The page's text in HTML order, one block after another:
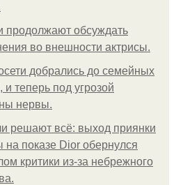
продолжают обсуждать
во внешности актрисы.
добрались до семейных
и теперь под угрозой
нервы.
решают всё: выход приянки
на показе Dior обернулся
критики из-за небрежного